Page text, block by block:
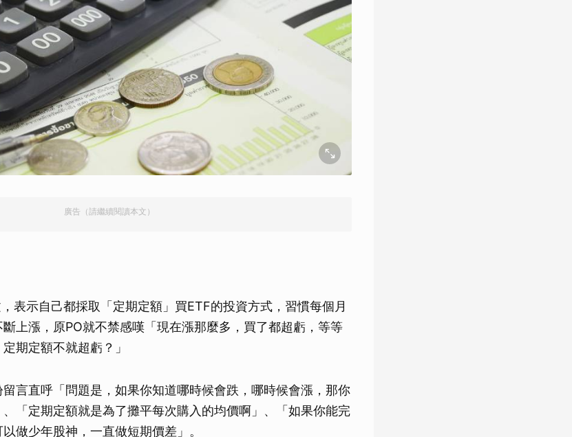
廣告（請繼續閱讀本文）
表示自己都採取「定期定額」買ETF的投資方式，習慣每個月
上漲，原PO就不禁感嘆「現在漲那麼多，買了都超虧，等等
期定額不就超虧？」
言直呼「問題是，如果你知道哪時候會跌，哪時候會漲，那你
「定期定額就是為了攤平每次購入的均價啊」、「如果你能完
做少年股神，一直做短期價差」。